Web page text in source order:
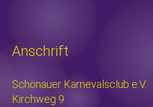
Anschrift
Schönauer Karnevalsclub e.V.
Kirchweg 9